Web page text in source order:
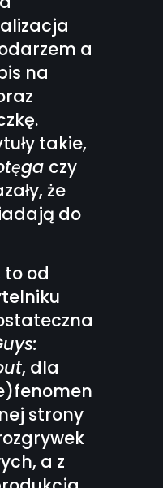
a
na
takie,
czy
że
do
to od
, dla
strony
a z